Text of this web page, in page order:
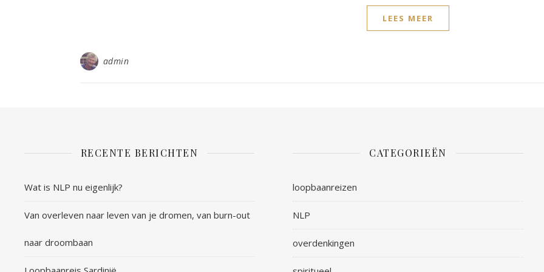
LEES MEER
admin
RECENTE BERICHTEN
Wat is NLP nu eigenlijk?
Van overleven naar leven van je dromen, van burn-out
naar droombaan
CATEGORIEËN
loopbaanreizen
NLP
overdenkingen